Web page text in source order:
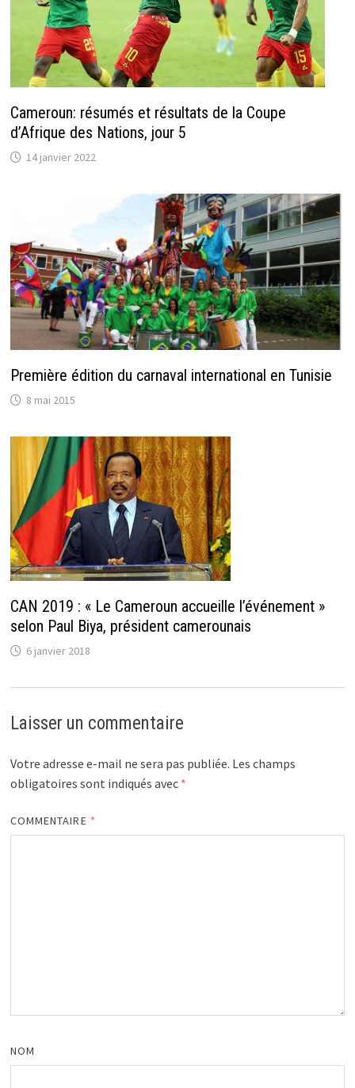
Cameroun: résumés et résultats de la Coupe
d’Afrique des Nations, jour 5
14 janvier 2022
Première édition du carnaval international en Tunisie
8 mai 2015
CAN 2019 : « Le Cameroun accueille l’événement »
selon Paul Biya, président camerounais
6 janvier 2018
Laisser un commentaire
Votre adresse e-mail ne sera pas publiée. Les champs
obligatoires sont indiqués avec *
COMMENTAIRE *
NOM